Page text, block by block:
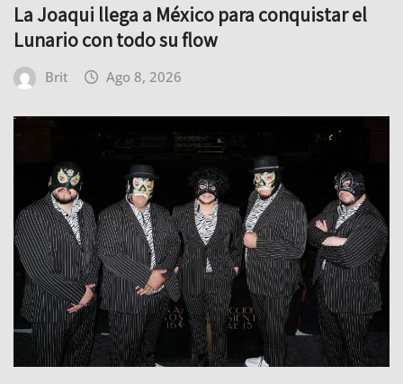
La Joaqui llega a México para conquistar el
Lunario con todo su flow
Brit Ago 8, 2026